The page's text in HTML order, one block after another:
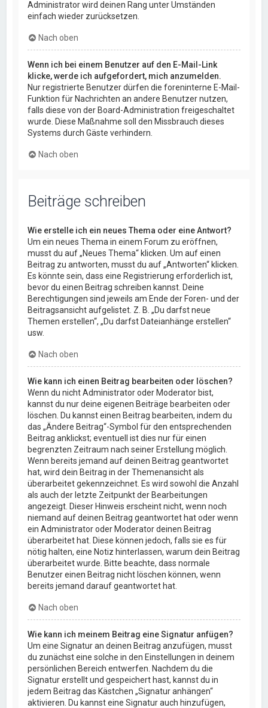
Administrator wird deinen Rang unter Umständen
einfach wieder zurücksetzen.
Nach oben
Wenn ich bei einem Benutzer auf den E-Mail-Link
klicke, werde ich aufgefordert, mich anzumelden.
Nur registrierte Benutzer dürfen die foreninterne E-Mail-
Funktion für Nachrichten an andere Benutzer nutzen,
falls diese von der Board-Administration freigeschaltet
wurde. Diese Maßnahme soll den Missbrauch dieses
Systems durch Gäste verhindern.
Nach oben
Beiträge schreiben
Wie erstelle ich ein neues Thema oder eine Antwort?
Um ein neues Thema in einem Forum zu eröffnen,
musst du auf „Neues Thema“ klicken. Um auf einen
Beitrag zu antworten, musst du auf „Antworten“ klicken.
Es könnte sein, dass eine Registrierung erforderlich ist,
bevor du einen Beitrag schreiben kannst. Deine
Berechtigungen sind jeweils am Ende der Foren- und der
Beitragsansicht aufgelistet. Z. B. „Du darfst neue
Themen erstellen“, „Du darfst Dateianhänge erstellen“
usw.
Nach oben
Wie kann ich einen Beitrag bearbeiten oder löschen?
Wenn du nicht Administrator oder Moderator bist,
kannst du nur deine eigenen Beiträge bearbeiten oder
löschen. Du kannst einen Beitrag bearbeiten, indem du
das „Ändere Beitrag“-Symbol für den entsprechenden
Beitrag anklickst; eventuell ist dies nur für einen
begrenzten Zeitraum nach seiner Erstellung möglich.
Wenn bereits jemand auf deinen Beitrag geantwortet
hat, wird dein Beitrag in der Themenansicht als
überarbeitet gekennzeichnet. Es wird sowohl die Anzahl
als auch der letzte Zeitpunkt der Bearbeitungen
angezeigt. Dieser Hinweis erscheint nicht, wenn noch
niemand auf deinen Beitrag geantwortet hat oder wenn
ein Administrator oder Moderator deinen Beitrag
überarbeitet hat. Diese können jedoch, falls sie es für
nötig halten, eine Notiz hinterlassen, warum dein Beitrag
überarbeitet wurde. Bitte beachte, dass normale
Benutzer einen Beitrag nicht löschen können, wenn
bereits jemand darauf geantwortet hat.
Nach oben
Wie kann ich meinem Beitrag eine Signatur anfügen?
Um eine Signatur an deinen Beitrag anzufügen, musst
du zunächst eine solche in den Einstellungen in deinem
persönlichen Bereich entwerfen. Nachdem du die
Signatur erstellt und gespeichert hast, kannst du in
jedem Beitrag das Kästchen „Signatur anhängen“
aktivieren. Du kannst eine Signatur auch hinzufügen,